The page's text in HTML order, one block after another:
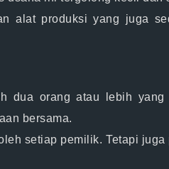
alat produksi yang juga
dua orang atau lebih yang
bersama.
setiap pemilik. Tetapi